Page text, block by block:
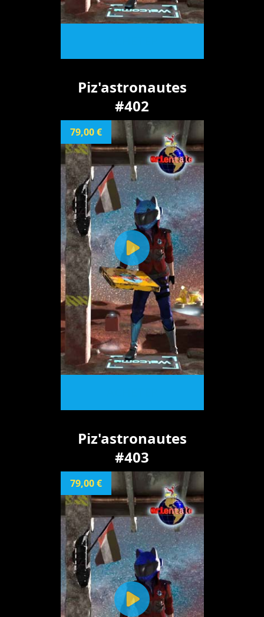
Piz'astronautes
#402
79,00 €
Piz'astronautes
#403
79,00 €